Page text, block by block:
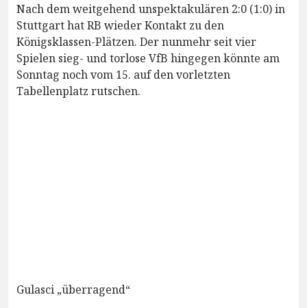
Nach dem weitgehend unspektakulären 2:0 (1:0) in
Stuttgart hat RB wieder Kontakt zu den
Königsklassen-Plätzen. Der nunmehr seit vier
Spielen sieg- und torlose VfB hingegen könnte am
Sonntag noch vom 15. auf den vorletzten
Tabellenplatz rutschen.
Gulasci „überragend“